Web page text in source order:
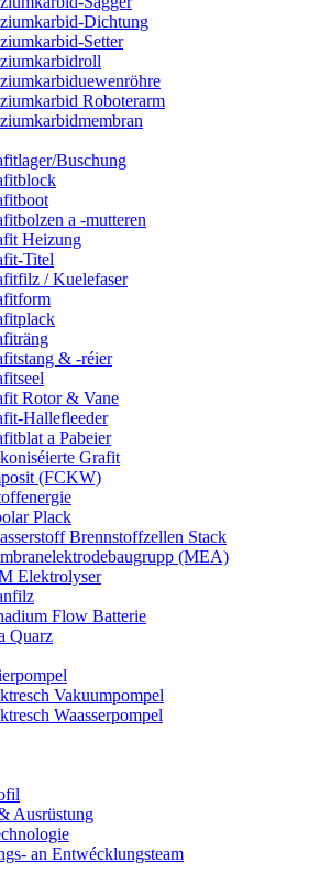
Dichtung
Setter
Roboterarm
Buschung
a -mutteren
Heizung
Titel
/ Kuelefaser
& -réier
Rotor & Vane
Hallefleeder
a Pabeier
Grafit
(FCKW)
Plack
Brennstoffzellen Stack
(MEA)
Elektrolyser
Flow Batterie
Quarz
Vakuumpompel
Waasserpompel
Ausrüstung
an Entwécklungsteam